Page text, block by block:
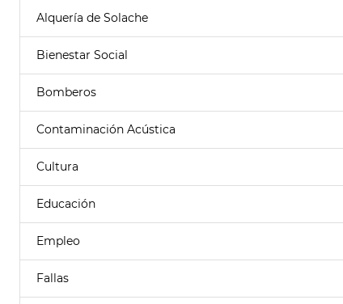
Alquería de Solache
Bienestar Social
Bomberos
Contaminación Acústica
Cultura
Educación
Empleo
Fallas